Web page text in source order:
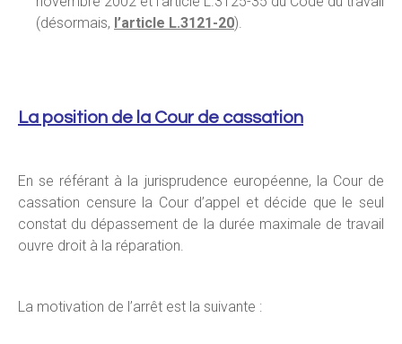
(désormais, l’article L.3121-20).
La position de la Cour de cassation
En se référant à la jurisprudence européenne, la Cour de
cassation censure la Cour d’appel et décide que le seul
constat du dépassement de la durée maximale de travail
ouvre droit à la réparation.
La motivation de l’arrêt est la suivante :